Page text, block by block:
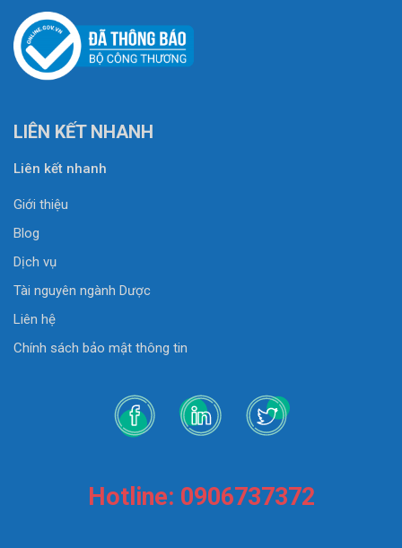
LIÊN KẾT NHANH
Liên kết nhanh
Giới thiệu
Blog
Dịch vụ
Tài nguyên ngành Dược
Liên hệ
Chính sách bảo mật thông tin
Hotline: 0906737372